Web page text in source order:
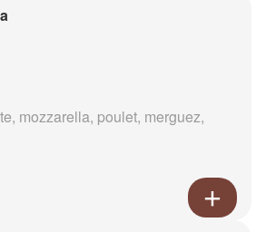
mozzarella, poulet, merguez,